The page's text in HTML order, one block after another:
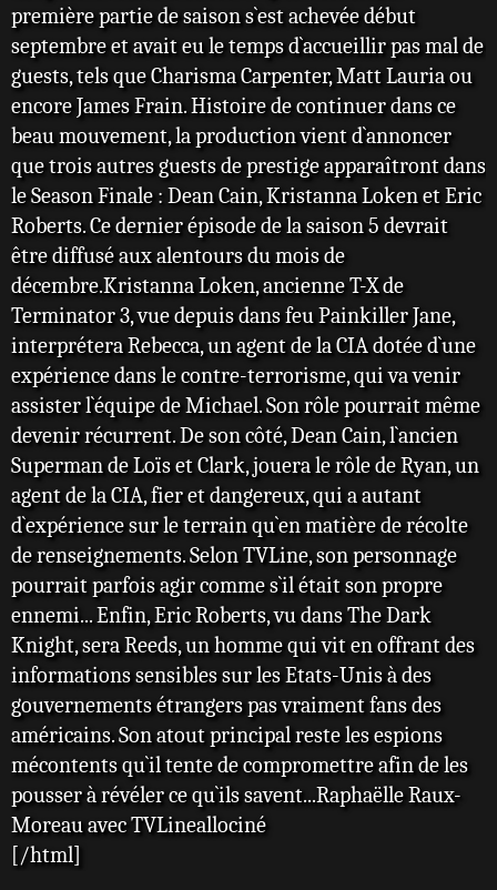
première partie de saison s`est achevée début
septembre et avait eu le temps d`accueillir pas mal de
guests, tels que Charisma Carpenter, Matt Lauria ou
encore James Frain. Histoire de continuer dans ce
beau mouvement, la production vient d`annoncer
que trois autres guests de prestige apparaîtront dans
le Season Finale : Dean Cain, Kristanna Loken et Eric
Roberts. Ce dernier épisode de la saison 5 devrait
être diffusé aux alentours du mois de
décembre.Kristanna Loken, ancienne T-X de
Terminator 3, vue depuis dans feu Painkiller Jane,
interprétera Rebecca, un agent de la CIA dotée d`une
expérience dans le contre-terrorisme, qui va venir
assister l`équipe de Michael. Son rôle pourrait même
devenir récurrent. De son côté, Dean Cain, l`ancien
Superman de Loïs et Clark, jouera le rôle de Ryan, un
agent de la CIA, fier et dangereux, qui a autant
d`expérience sur le terrain qu`en matière de récolte
de renseignements. Selon TVLine, son personnage
pourrait parfois agir comme s`il était son propre
ennemi... Enfin, Eric Roberts, vu dans The Dark
Knight, sera Reeds, un homme qui vit en offrant des
informations sensibles sur les Etats-Unis à des
gouvernements étrangers pas vraiment fans des
américains. Son atout principal reste les espions
mécontents qu`il tente de compromettre afin de les
pousser à révéler ce qu`ils savent...Raphaëlle Raux-
Moreau avec TVLineallociné
[/html]